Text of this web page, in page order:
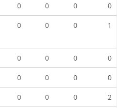
0 0 0 0
0 0 0 1
0 0 0 0
0 0 0 0
0 0 0 2